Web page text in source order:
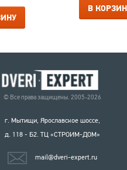
В
© Все права защищены. 2005-2026
г. Мытищи, Ярославское шоссе,
д. 118 - Б2. ТЦ «СТРОИМ-ДОМ»
mail@dveri-expert.ru